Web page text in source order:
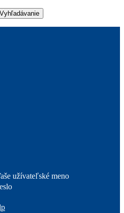
užívateľské meno